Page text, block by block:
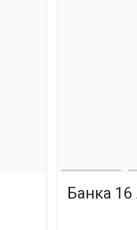
Банка